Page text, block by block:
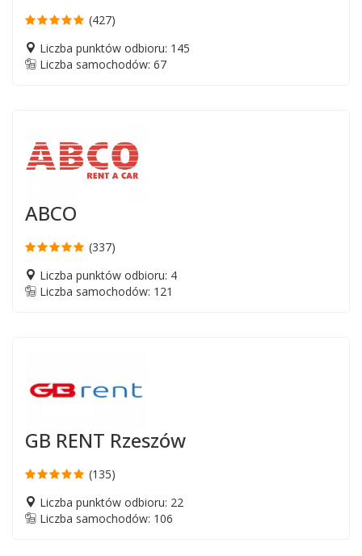
(427)
Liczba punktów odbioru: 145
Liczba samochodów: 67
ABCO
(337)
Liczba punktów odbioru: 4
Liczba samochodów: 121
GB RENT Rzeszów
(135)
Liczba punktów odbioru: 22
Liczba samochodów: 106